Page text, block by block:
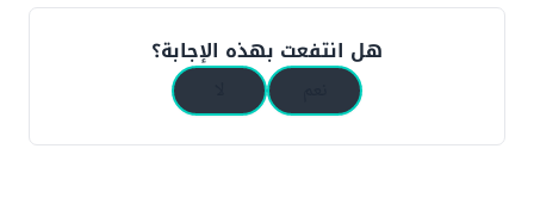
هل انتفعت بهذه الإجابة؟